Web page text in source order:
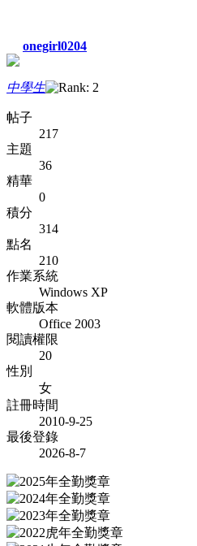
onegirl0204
中學生
帖子
217
主題
36
精華
0
積分
314
點名
210
作業系統
Windows XP
軟體版本
Office 2003
閱讀權限
20
性別
女
註冊時間
2010-9-25
最後登錄
2026-8-7